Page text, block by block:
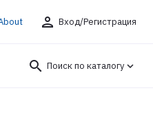
person Вход/Регистрация
search Поиск по каталогу